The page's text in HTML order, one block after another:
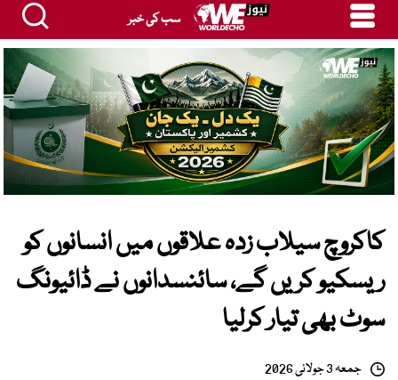
سب کی خبر
کاکروچ سیلاب زدہ علاقوں میں انسانوں کو
ریسکیو کریں گے، سائنسدانوں نے ڈائیونگ
سوٹ بھی تیار کرلیا
جمعہ 3 جولائی 2026